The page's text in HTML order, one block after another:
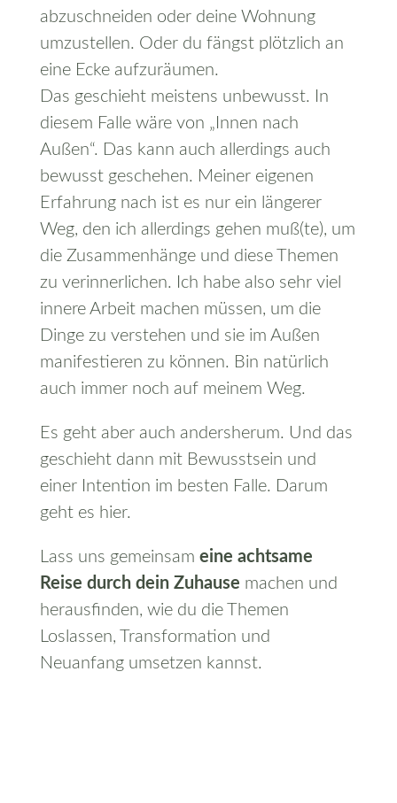
abzuschneiden oder deine Wohnung
umzustellen. Oder du fängst plötzlich an
eine Ecke aufzuräumen.
Das geschieht meistens unbewusst. In
diesem Falle wäre von „Innen nach
Außen“. Das kann auch allerdings auch
bewusst geschehen. Meiner eigenen
Erfahrung nach ist es nur ein längerer
Weg, den ich allerdings gehen muß(te), um
die Zusammenhänge und diese Themen
zu verinnerlichen. Ich habe also sehr viel
innere Arbeit machen müssen, um die
Dinge zu verstehen und sie im Außen
manifestieren zu können. Bin natürlich
auch immer noch auf meinem Weg.
Es geht aber auch andersherum. Und das
geschieht dann mit Bewusstsein und
einer Intention im besten Falle. Darum
geht es hier.
Lass uns gemeinsam eine achtsame
Reise durch dein Zuhause machen und
herausfinden, wie du die Themen
Loslassen, Transformation und
Neuanfang umsetzen kannst.